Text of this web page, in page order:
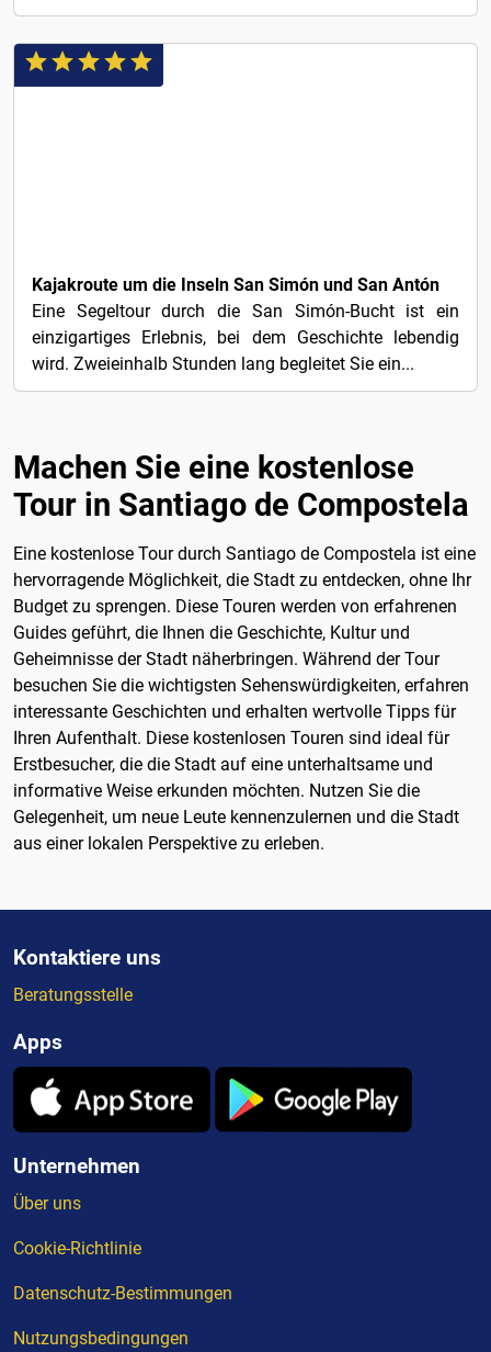
Winkel eines der...
Kajakroute um die Inseln San Simón und San Antón
Eine Segeltour durch die San Simón-Bucht ist ein
einzigartiges Erlebnis, bei dem Geschichte lebendig
wird. Zweieinhalb Stunden lang begleitet Sie ein...
Machen Sie eine kostenlose
Tour in Santiago de Compostela
Eine kostenlose Tour durch Santiago de Compostela ist eine
hervorragende Möglichkeit, die Stadt zu entdecken, ohne Ihr
Budget zu sprengen. Diese Touren werden von erfahrenen
Guides geführt, die Ihnen die Geschichte, Kultur und
Geheimnisse der Stadt näherbringen. Während der Tour
besuchen Sie die wichtigsten Sehenswürdigkeiten, erfahren
interessante Geschichten und erhalten wertvolle Tipps für
Ihren Aufenthalt. Diese kostenlosen Touren sind ideal für
Erstbesucher, die die Stadt auf eine unterhaltsame und
informative Weise erkunden möchten. Nutzen Sie die
Gelegenheit, um neue Leute kennenzulernen und die Stadt
aus einer lokalen Perspektive zu erleben.
Kontaktiere uns
Beratungsstelle
Apps
Unternehmen
Über uns
Cookie-Richtlinie
Datenschutz-Bestimmungen
Nutzungsbedingungen